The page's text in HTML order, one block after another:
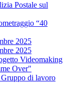
Postale sul
“40
2025
2025
Videomaking
Over"
di lavoro